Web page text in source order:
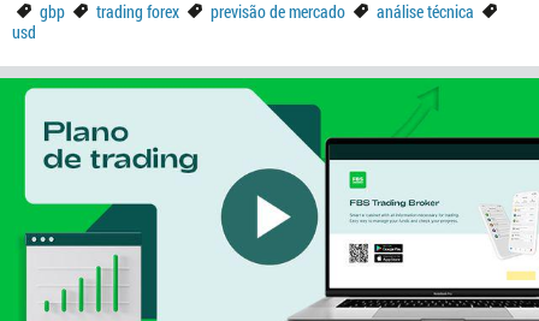
gbp
trading forex previsão de mercado
análise técnica
usd